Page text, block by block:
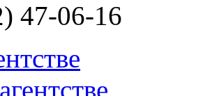
47-06-16